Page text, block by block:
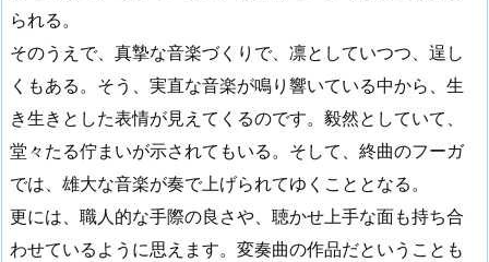
られる。
そのうえで、真摯な音楽づくりで、凛としていつつ、逞し
くもある。そう、実直な音楽が鳴り響いている中から、生
き生きとした表情が見えてくるのです。毅然としていて、
堂々たる佇まいが示されてもいる。そして、終曲のフーガ
では、雄大な音楽が奏で上げられてゆくこととなる。
更には、職人的な手際の良さや、聴かせ上手な面も持ち合
わせているように思えます。変奏曲の作品だということも